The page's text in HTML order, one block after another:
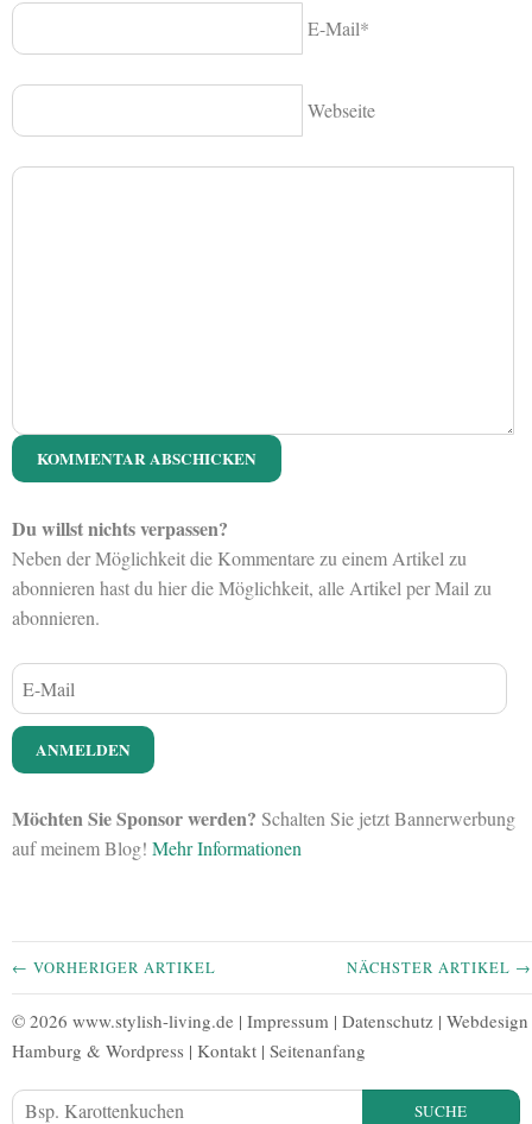
E-Mail*
Webseite
Du willst nichts verpassen?
Neben der Möglichkeit die Kommentare zu einem Artikel zu
abonnieren hast du hier die Möglichkeit, alle Artikel per Mail zu
abonnieren.
Möchten Sie Sponsor werden? Schalten Sie jetzt Bannerwerbung
auf meinem Blog! Mehr Informationen
← VORHERIGER ARTIKEL NÄCHSTER ARTIKEL →
© 2026 www.stylish-living.de | Impressum | Datenschutz | Webdesign
Hamburg & Wordpress | Kontakt | Seitenanfang
SUCHE